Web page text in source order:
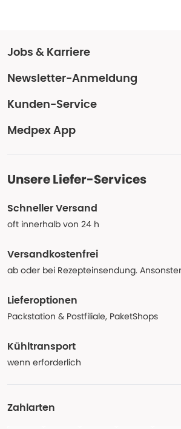
Jobs & Karriere
Newsletter-Anmeldung
Kunden-Service
Medpex App
Unsere Liefer-Services
Schneller Versand
oft innerhalb von 24 h
Versandkostenfrei
ab oder bei Rezepteinsendung.
Lieferoptionen
Packstation & Postfiliale, PaketShops
Kühltransport
wenn erforderlich
Zahlarten